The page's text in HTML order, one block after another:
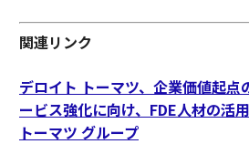
関連リンク
デロイト トーマツ、企業価値起点
ービス強化に向け、FDE人材の活
トーマツ グループ